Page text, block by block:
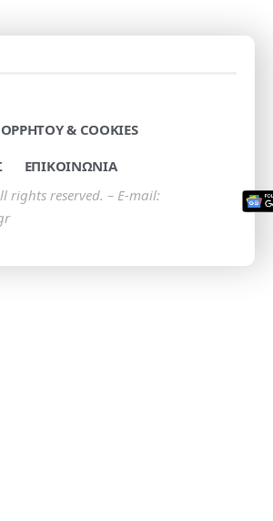
& COOKIES
ΕΠΙΚΟΙΝΩΝΙΑ
rights reserved. – E-mail: